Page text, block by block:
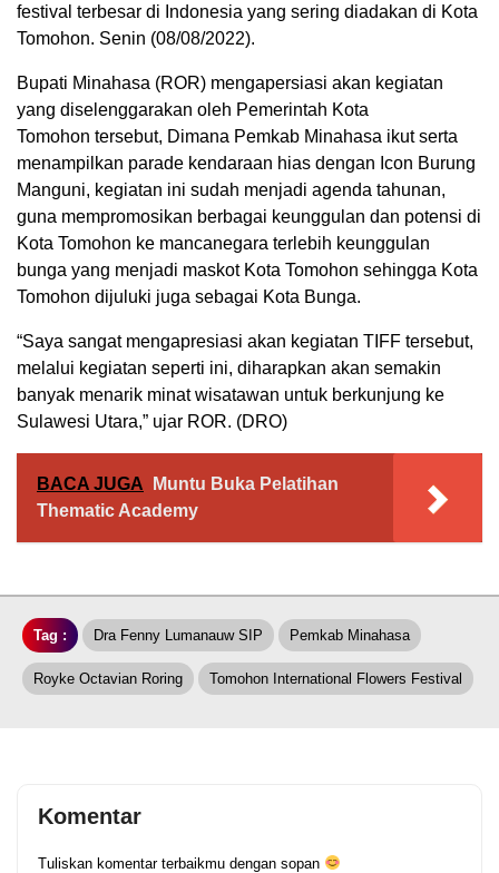
festival terbesar di Indonesia yang sering diadakan di Kota
Tomohon. Senin (08/08/2022).
Bupati Minahasa (ROR) mengapersiasi akan kegiatan
yang diselenggarakan oleh Pemerintah Kota
Tomohon tersebut, Dimana Pemkab Minahasa ikut serta
menampilkan parade kendaraan hias dengan Icon Burung
Manguni, kegiatan ini sudah menjadi agenda tahunan,
guna mempromosikan berbagai keunggulan dan potensi di
Kota Tomohon ke mancanegara terlebih keunggulan
bunga yang menjadi maskot Kota Tomohon sehingga Kota
Tomohon dijuluki juga sebagai Kota Bunga.
“Saya sangat mengapresiasi akan kegiatan TIFF tersebut,
melalui kegiatan seperti ini, diharapkan akan semakin
banyak menarik minat wisatawan untuk berkunjung ke
Sulawesi Utara,” ujar ROR. (DRO)
BACA JUGA
Muntu Buka Pelatihan
Thematic Academy
Tag : Dra Fenny Lumanauw SIP Pemkab Minahasa
Royke Octavian Roring Tomohon International Flowers Festival
Komentar
Tuliskan komentar terbaikmu dengan sopan